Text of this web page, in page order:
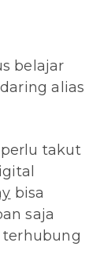
belajar
alias
takut
bisa
saja
terhubung